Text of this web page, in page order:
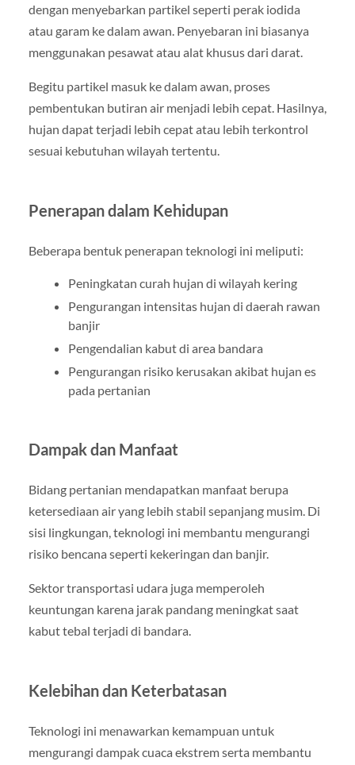
dengan menyebarkan partikel seperti perak iodida
atau garam ke dalam awan. Penyebaran ini biasanya
menggunakan pesawat atau alat khusus dari darat.
Begitu partikel masuk ke dalam awan, proses
pembentukan butiran air menjadi lebih cepat. Hasilnya,
hujan dapat terjadi lebih cepat atau lebih terkontrol
sesuai kebutuhan wilayah tertentu.
Penerapan dalam Kehidupan
Beberapa bentuk penerapan teknologi ini meliputi:
Peningkatan curah hujan di wilayah kering
Pengurangan intensitas hujan di daerah rawan
banjir
Pengendalian kabut di area bandara
Pengurangan risiko kerusakan akibat hujan es
pada pertanian
Dampak dan Manfaat
Bidang pertanian mendapatkan manfaat berupa
ketersediaan air yang lebih stabil sepanjang musim. Di
sisi lingkungan, teknologi ini membantu mengurangi
risiko bencana seperti kekeringan dan banjir.
Sektor transportasi udara juga memperoleh
keuntungan karena jarak pandang meningkat saat
kabut tebal terjadi di bandara.
Kelebihan dan Keterbatasan
Teknologi ini menawarkan kemampuan untuk
mengurangi dampak cuaca ekstrem serta membantu